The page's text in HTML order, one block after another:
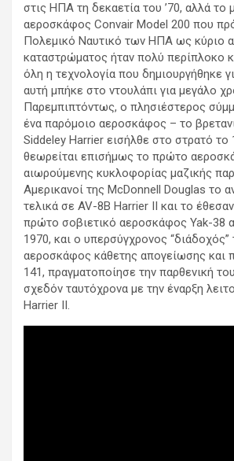
στις ΗΠΑ τη δεκαετία του ’70, αλλά το
αεροσκάφος Convair Model 200 που
Πολεμικό Ναυτικό των ΗΠΑ ως κύριο
καταστρώματος ήταν πολύ περίπλοκο
όλη η τεχνολογία που δημιουργήθηκε
αυτή μπήκε στο ντουλάπι για μεγάλο
Παρεμπιπτόντως, ο πλησιέστερος
ένα παρόμοιο αεροσκάφος – το
Siddeley Harrier εισήλθε στο στρατό το
θεωρείται επισήμως το πρώτο
αιωρούμενης κυκλοφορίας μαζικής
Αμερικανοί της McDonnell Douglas το
τελικά σε AV-8B Harrier II και το
πρώτο σοβιετικό αεροσκάφος Yak-38
1970, και ο υπερσύγχρονος “διάδοχός”
αεροσκάφος κάθετης απογείωσης και
141, πραγματοποίησε την παρθενική
σχεδόν ταυτόχρονα με την έναρξη
Harrier II.